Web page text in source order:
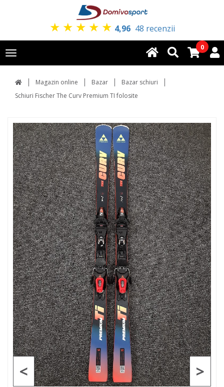
★ ★ ★ ★ ★ 4,96 48 recenzii
Toggle
navigation
0
Magazin online Bazar
Bazar schiuri
Schiuri Fischer The Curv Premium TI folosite
>
<